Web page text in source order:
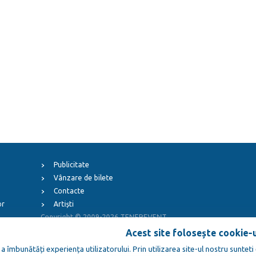
Publicitate
Vânzare de bilete
Contacte
Artiști
Copyright © 2009-2026TENEREVENT
Acest site folosește cookie-
îmbunătăți experiența utilizatorului. Prin utilizarea site-ul nostru